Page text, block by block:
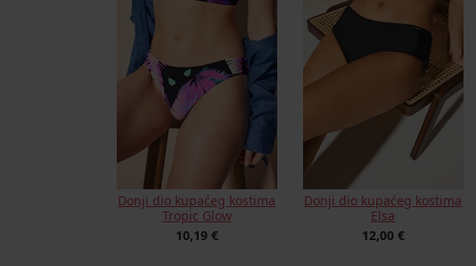
Donji dio kupaćeg kostima
Tropic Glow
10,19 €
Donji dio kupaćeg kostima
Elsa
12,00 €